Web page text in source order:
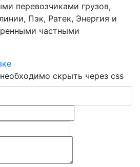
перевозчиками грузов,
Пэк, Ратек, Энергия и
частными
скрыть через css